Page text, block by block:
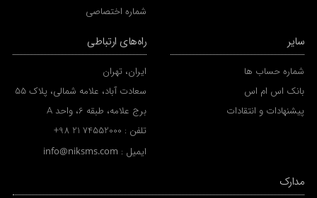
شماره اختصاصی
سایر
شماره حساب ها
بانک اس ام اس
پیشنهادات و انتقادات
راه‌های ارتباطی
ایران، تهران
سعادت آباد، علامه شمالی، پلاک 55
برج علامه، طبقه 6، واحد A
تلفن : +98 21 74552000
ایمیل : info@niksms.com
مدارک